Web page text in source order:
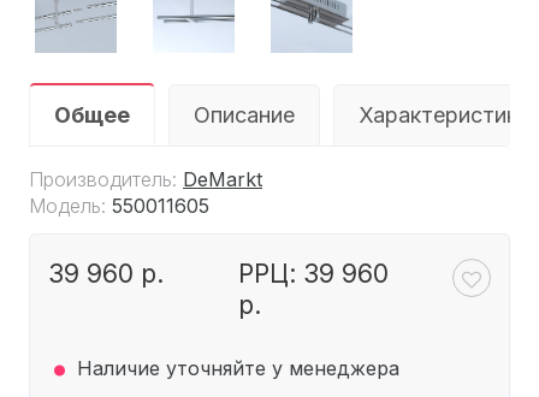
Общее Описание Характеристики
Производитель: DeMarkt
Модель: 550011605
39 960 р.
РРЦ: 39 960
р.
. Наличие уточняйте у менеджера